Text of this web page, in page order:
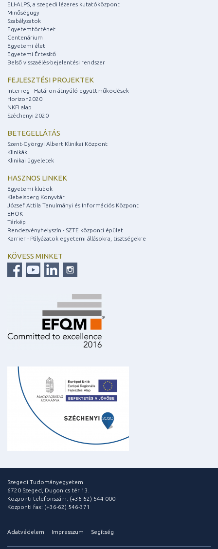
ELI-ALPS, a szegedi lézeres kutatóközpont
Minőségügy
Szabályzatok
Egyetemtörténet
Centenárium
Egyetemi élet
Egyetemi Értesítő
Belső visszaélés-bejelentési rendszer
FEJLESZTÉSI PROJEKTEK
Interreg - Határon átnyúló együttműködések
Horizon2020
NKFI alap
Széchenyi 2020
BETEGELLÁTÁS
Szent-Györgyi Albert Klinikai Központ
Klinikák
Klinikai ügyeletek
HASZNOS LINKEK
Egyetemi klubok
Klebelsberg Könyvtár
József Attila Tanulmányi és Információs Központ
EHÖK
Térkép
Rendezvényhelyszín - SZTE központi épület
Karrier - Pályázatok egyetemi állásokra, tisztségekre
KÖVESS MINKET
Szegedi Tudományegyetem
6720 Szeged, Dugonics tér 13.
Központi telefonszám: (+36-62) 544-000
Központi fax: (+36-62) 546-371
Adatvédelem Impresszum Segítség